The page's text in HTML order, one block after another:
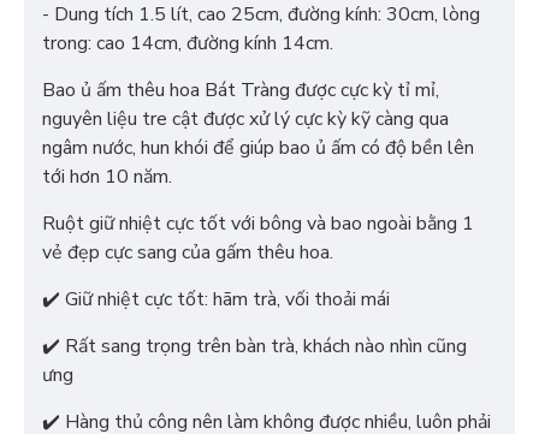
- Dung tích 1.5 lít, cao 25cm, đường kính: 30cm, lòng
trong: cao 14cm, đường kính 14cm.
Bao ủ ấm thêu hoa Bát Tràng được cực kỳ tỉ mỉ,
nguyên liệu tre cật được xử lý cực kỳ kỹ càng qua
ngâm nước, hun khói để giúp bao ủ ấm có độ bền lên
tới hơn 10 năm.
Ruột giữ nhiệt cực tốt với bông và bao ngoài bằng 1
vẻ đẹp cực sang của gấm thêu hoa.
✔️ Giữ nhiệt cực tốt: hãm trà, vối thoải mái
✔️ Rất sang trọng trên bàn trà, khách nào nhìn cũng
ưng
✔️ Hàng thủ công nên làm không được nhiều, luôn phải